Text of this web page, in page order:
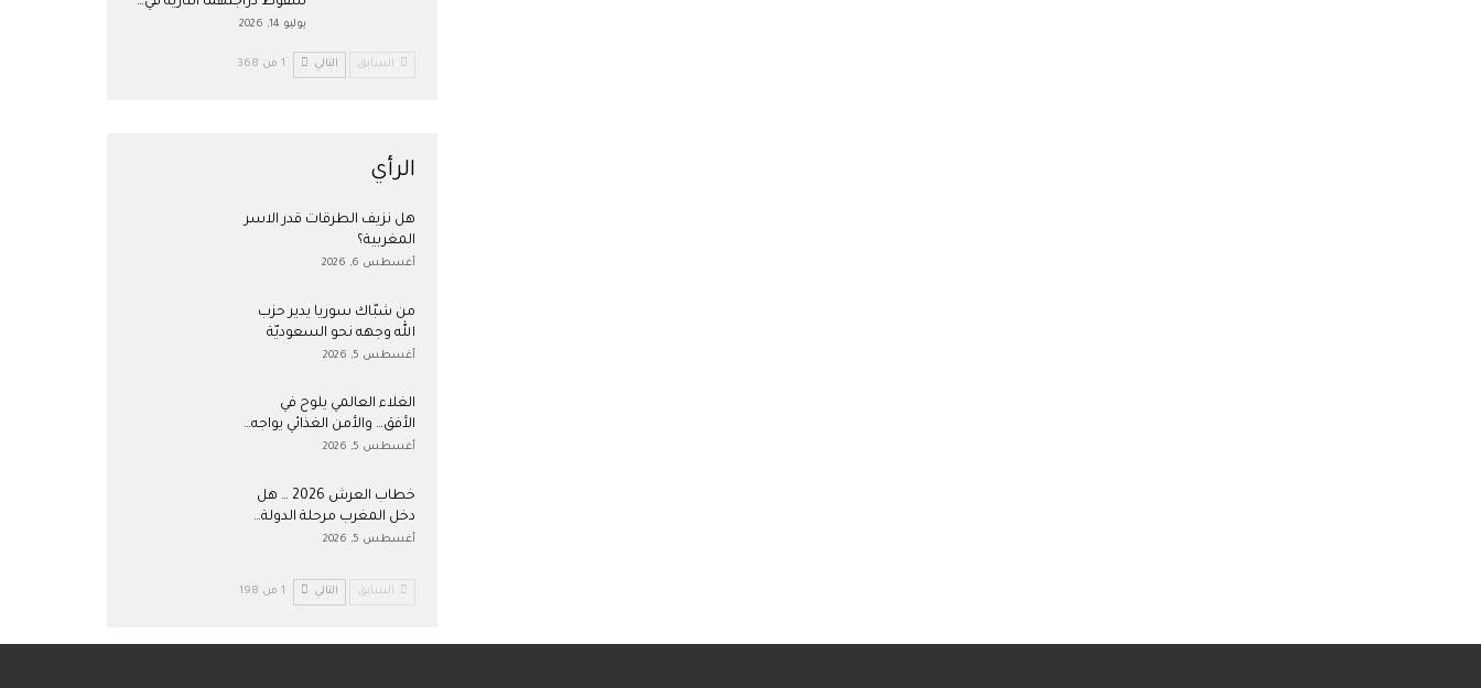
يوليو 14, 2026
السابق التالي 1 من 368
الرأي
هل نزيف الطرقات قدر الاسر
المغربية؟
أغسطس 6, 2026
من شبّاك سوريا يدير حزب
الله وجهه نحو السعوديّة
أغسطس 5, 2026
الغلاء العالمي يلوح في
الأفق… والأمن الغذائي يواجه…
أغسطس 5, 2026
خطاب العرش 2026 … هل
دخل المغرب مرحلة الدولة…
أغسطس 5, 2026
السابق التالي 1 من 198